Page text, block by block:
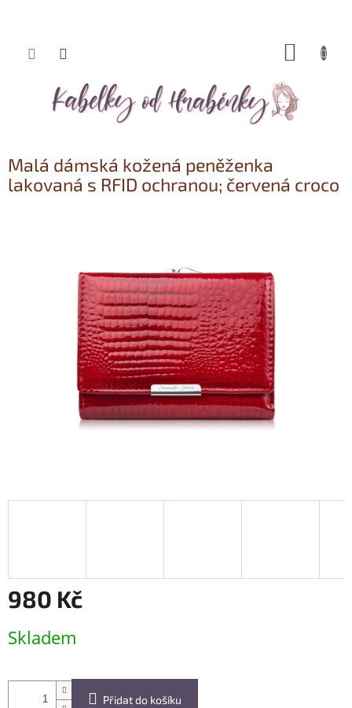
Přejít
Malá dámská kožená peněženka
lakovaná s RFID ochranou; červená croco
980 Kč
cena:
Skladem
Přidat do košíku